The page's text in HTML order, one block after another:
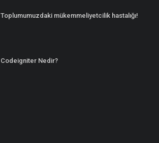
Toplumumuzdaki mükemmeliyetcilik hastalığı!
Codeigniter Nedir?